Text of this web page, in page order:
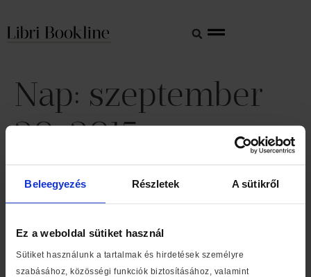
Beleegyezés Részletek A sütikről
Ez a weboldal sütiket használ
Sütiket használunk a tartalmak és hirdetések személyre
szabásához, közösségi funkciók biztosításához, valamint
Nap: szeptember
20, 2015
Az iskolakezdés és a
táplálkozás határozta meg,
hogy mit olvastunk
augusztusban